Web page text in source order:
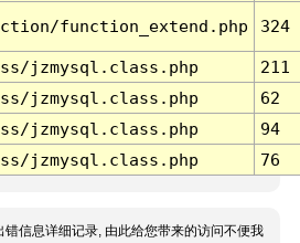
function_extend.php 324
jzmysql.class.php
211
jzmysql.class.php
62
jzmysql.class.php
94
jzmysql.class.php 76
错信息详细记录, 由此给您带来的访问不便我